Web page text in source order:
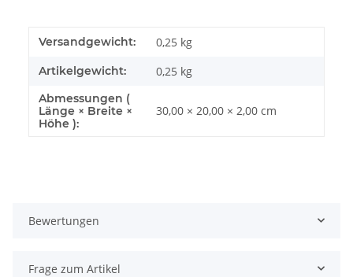
Versandgewicht: 0,25 kg
Artikelgewicht: 0,25 kg
Abmessungen (
Länge × Breite ×
Höhe ):
30,00 × 20,00 × 2,00 cm
Bewertungen
Frage zum Artikel